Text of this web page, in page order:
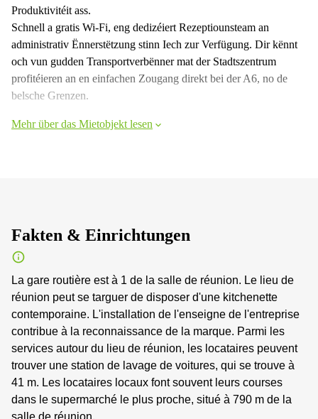
Produktivitéit ass.
Schnell a gratis Wi-Fi, eng dedizéiert Rezeptiounsteam an
administrativ Ënnerstëtzung stinn Iech zur Verfügung. Dir kënnt
och vun gudden Transportverbënner mat der Stadtszentrum
profitéieren an en einfachen Zougang direkt bei der A6, no de
belsche Grenzen.
Mehr über das Mietobjekt lesen
Fakten & Einrichtungen
La gare routière est à 1 de la salle de réunion. Le lieu de
réunion peut se targuer de disposer d'une kitchenette
contemporaine. L'installation de l'enseigne de l'entreprise
contribue à la reconnaissance de la marque. Parmi les
services autour du lieu de réunion, les locataires peuvent
trouver une station de lavage de voitures, qui se trouve à
41 m. Les locataires locaux font souvent leurs courses
dans le supermarché le plus proche, situé à 790 m de la
salle de réunion.